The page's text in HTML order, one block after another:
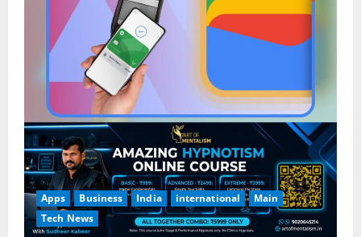
Apps Business India international
Main
Tech News